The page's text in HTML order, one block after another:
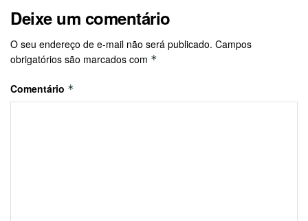
Deixe um comentário
O seu endereço de e-mail não será publicado. Campos
obrigatórios são marcados com *
Comentário *